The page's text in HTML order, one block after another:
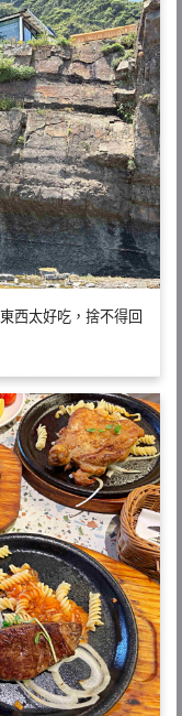
西太好吃，捨不得回